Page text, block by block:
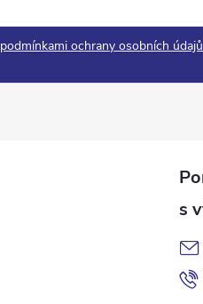
podmínkami ochrany osobních údajů